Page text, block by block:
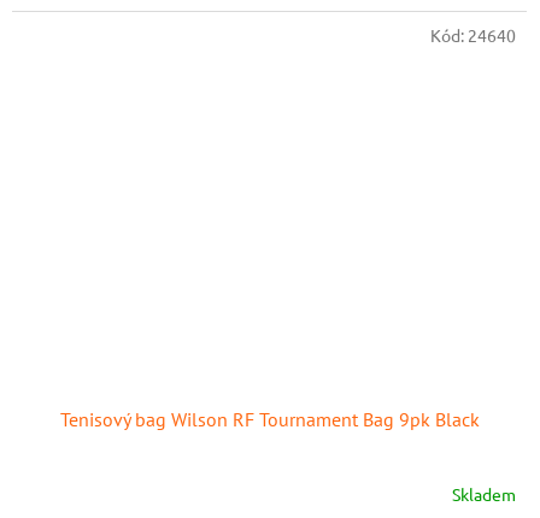
Tenisový bag Wilson RF Tournament Bag 9pk Black
Skladem
Kód: 24640